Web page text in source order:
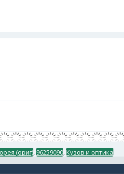
(ориг), 96259090,Кузов и оптика